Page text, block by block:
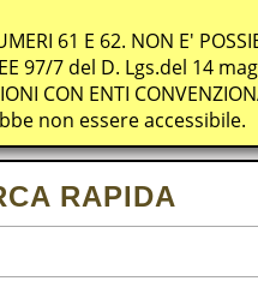
61 E 62. NON E'
7 del D. Lgs.del 14
ENTI
non essere accessibile.
RAPIDA